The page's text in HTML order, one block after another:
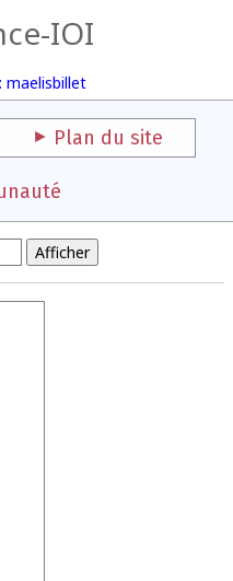
IOI
maelisbillet
Plan du site